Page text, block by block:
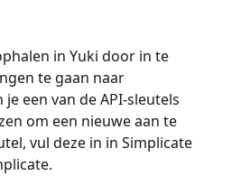
in Yuki door in te
te gaan naar
een van de API-sleutels
om een nieuwe aan te
vul deze in in Simplicate